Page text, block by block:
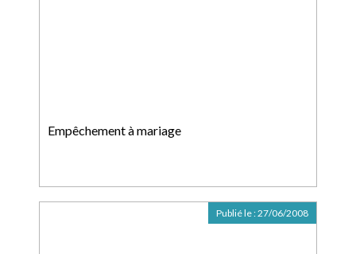
Empêchement à mariage
Publié le :27/06/2008